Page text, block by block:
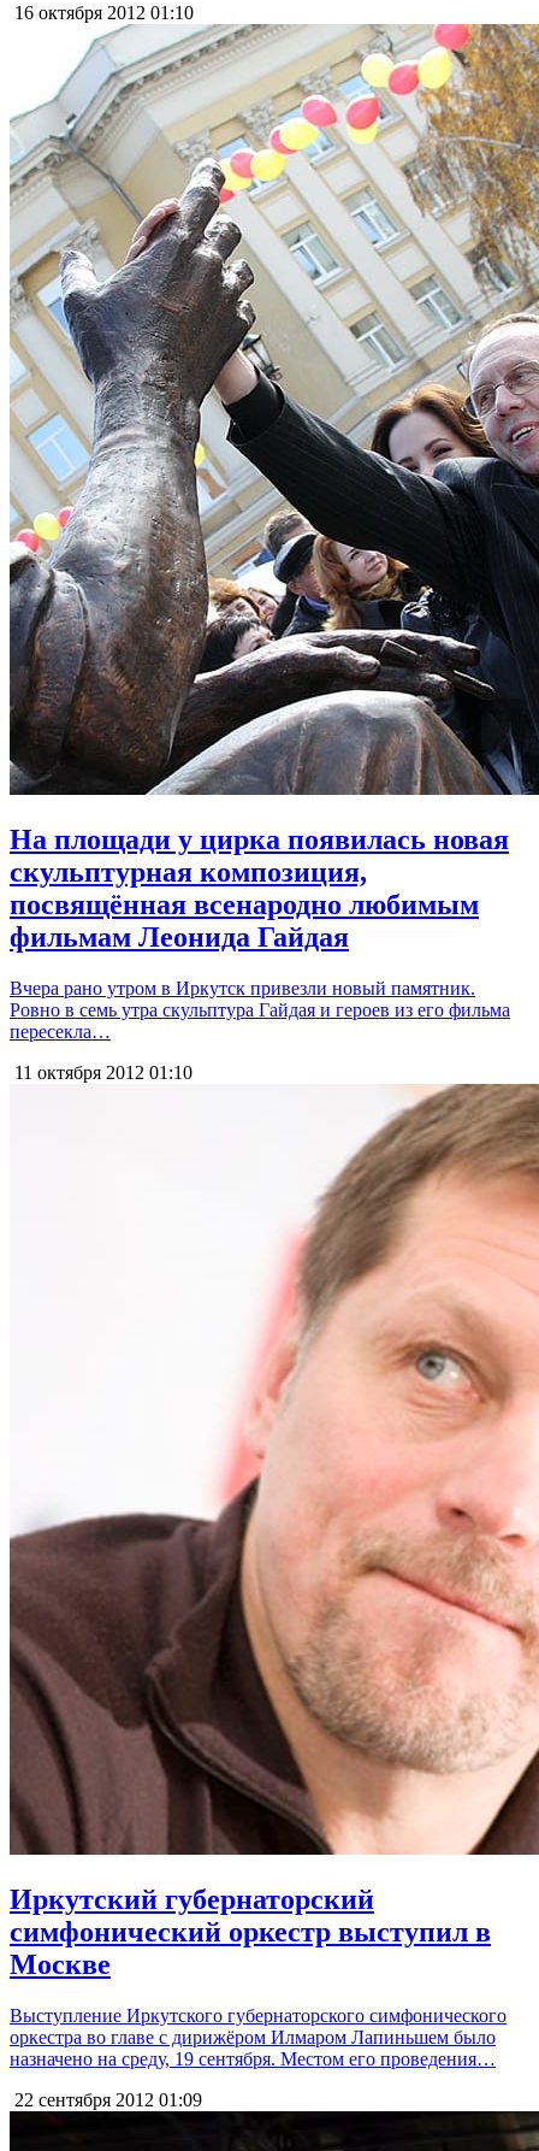
16 октября 2012 01:10
На площади у цирка появилась новая
скульптурная композиция,
посвящённая всенародно любимым
фильмам Леонида Гайдая
Вчера рано утром в Иркутск привезли новый памятник.
Ровно в семь утра скульптура Гайдая и героев из его фильма
пересекла…
11 октября 2012 01:10
Иркутский губернаторский
симфонический оркестр выступил в
Москве
Выступление Иркутского губернаторского симфонического
оркестра во главе с дирижёром Илмаром Лапиньшем было
назначено на среду, 19 сентября. Местом его проведения…
22 сентября 2012 01:09